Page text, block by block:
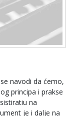
navodi da ćemo,
principa i prakse
na
je i dalje na